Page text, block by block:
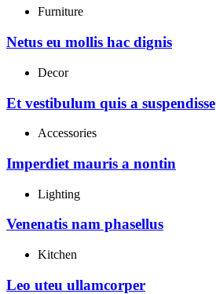
Furniture
Netus eu mollis hac dignis
Decor
Et vestibulum quis a suspendisse
Accessories
Imperdiet mauris a nontin
Lighting
Venenatis nam phasellus
Kitchen
Leo uteu ullamcorper